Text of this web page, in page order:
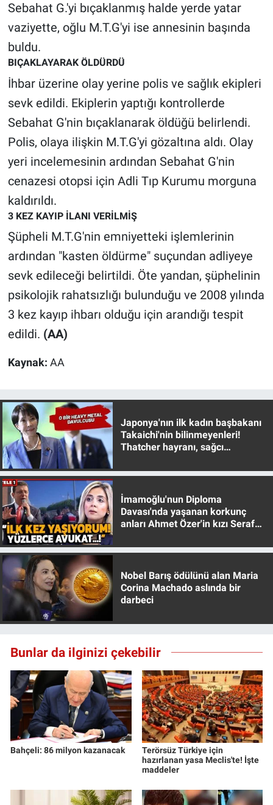
Sebahat G.'yi bıçaklanmış halde yerde yatar
vaziyette, oğlu M.T.G'yi ise annesinin başında
buldu.
BIÇAKLAYARAK ÖLDÜRDÜ
İhbar üzerine olay yerine polis ve sağlık ekipleri
sevk edildi. Ekiplerin yaptığı kontrollerde
Sebahat G'nin bıçaklanarak öldüğü belirlendi.
Polis, olaya ilişkin M.T.G'yi gözaltına aldı. Olay
yeri incelemesinin ardından Sebahat G'nin
cenazesi otopsi için Adli Tıp Kurumu morguna
kaldırıldı.
3 KEZ KAYIP İLANI VERİLMİŞ
Şüpheli M.T.G'nin emniyetteki işlemlerinin
ardından "kasten öldürme" suçundan adliyeye
sevk edileceği belirtildi. Öte yandan, şüphelinin
psikolojik rahatsızlığı bulunduğu ve 2008 yılında
3 kez kayıp ihbarı olduğu için arandığı tespit
edildi. (AA)
Kaynak: AA
Japonya'nın ilk kadın başbakanı
Takaichi'nin bilinmeyenleri!
Thatcher hayranı, sağcı
İmamoğlu'nun Diploma
Davası'nda yaşanan korkunç
anları Ahmet Özer'in kızı Seraf
Nobel Barış ödülünü alan Maria
Corina Machado aslında bir
darbeci
Bunlar da ilginizi çekebilir
Bahçeli: 86 milyon kazanacak
Terörsüz Türkiye için
hazırlanan yasa Meclis'te! İşte
maddeler
Gündem Özel
Günün görüntüsü
Haber
İlan
Kimdir
Koronavirüs
Kültür Sanat
Ne demişti
Nedir
Popüler
Programlar
Sağlık
Teknoloji
Türkiye'nin Geleceği
Türkiye'nin Gündemi
Yerel Gündem
Yerel Yaşam
Canlı Yayın